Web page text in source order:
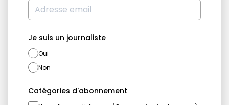
Je suis un journaliste
Oui
Non
Catégories d'abonnement